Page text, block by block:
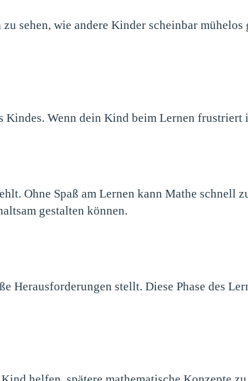
sehen, wie andere Kinder scheinbar
Wenn dein Kind beim Lernen frustriert
Ohne Spaß am Lernen kann Mathe schnell
gestalten können.
stellt. Diese Phase des